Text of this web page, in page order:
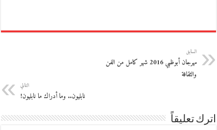
السابق
مهرجان أبوظبي 2016 شهر كامل من الفن
والثقافة
التالي
نابليون.. وما أدراك ما نابليون!
اترك تعليقاً